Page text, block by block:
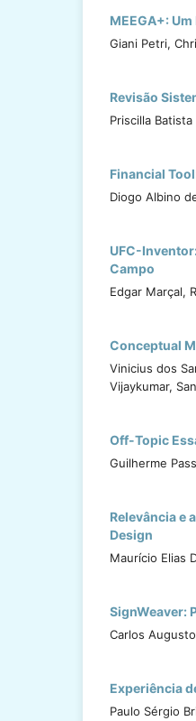
MEEGA+:
Giani Petri,
Revisão
Priscilla
Financial
Diogo Albino
UFC-
Campo
Edgar Marçal,
Conceptual
Vinicius dos
Vijaykumar,
Off-Topic
Guilherme
Relevância e
Design
Maurício Elias
SignWeaver:
Carlos
Experiência
Paulo Sérgio